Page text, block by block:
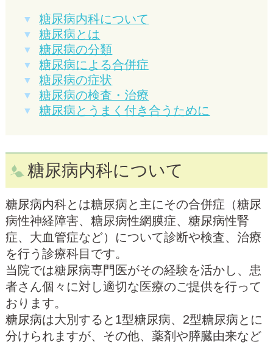
糖尿病内科について
糖尿病とは
糖尿病の分類
糖尿病による合併症
糖尿病の症状
糖尿病の検査・治療
糖尿病とうまく付き合うために
糖尿病内科について
糖尿病内科とは糖尿病と主にその合併症（糖尿
病性神経障害、糖尿病性網膜症、糖尿病性腎
症、大血管症など）について診断や検査、治療
を行う診療科目です。
当院では糖尿病専門医がその経験を活かし、患
者さん個々に対し適切な医療のご提供を行って
おります。
糖尿病は大別すると1型糖尿病、2型糖尿病とに
分けられますが、その他、薬剤や膵臓由来など